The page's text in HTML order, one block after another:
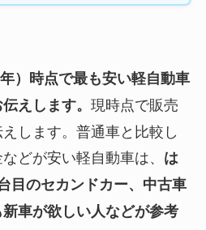
）時点で最も安い軽自動車
えします。 現時点で販売
します。普通車と比較し
どが安い軽自動車は、 は
目のセカンドカー、中古車
車が欲しい人などが参考